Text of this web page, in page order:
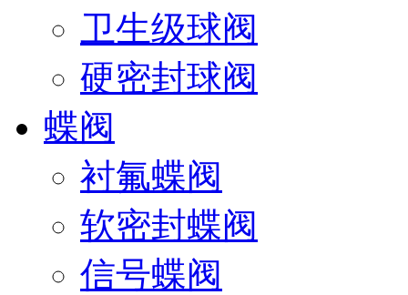
卫生级球阀
硬密封球阀
蝶阀
衬氟蝶阀
软密封蝶阀
信号蝶阀